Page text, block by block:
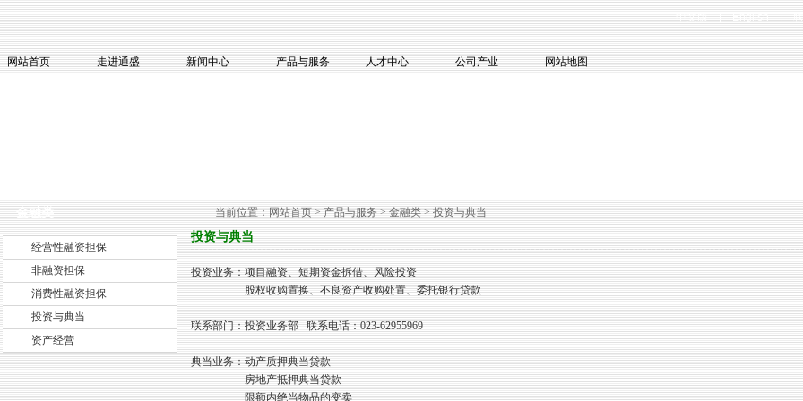
中文版|English|
网站首页 走进通盛 新闻中心 产品与服务 人才中心 公司产业 网站地图
金融类
经营性融资担保
非融资担保
消费性融资担保
投资与典当
资产经营
当前位置：网站首页 > 产品与服务 > 金融类 > 投资与典当
投资与典当
投资业务：项目融资、短期资金拆借、风险投资
股权收购置换、不良资产收购处置、委托银行贷款
联系部门：投资业务部 联系电话：023-62955969
典当业务：动产质押典当贷款
房地产抵押典当贷款
限额内绝当物品的变卖